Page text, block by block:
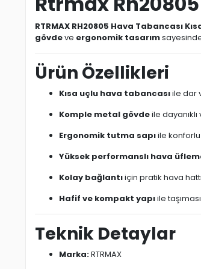
RTRMAX RH20805 Hava Tabancası
gövdeve ergonomik tasarım
Ürün Özellikleri
Kısa uçlu hava tabancasıile dar
Komple metal gövdeile
Ergonomik tutma sapıile
Yüksek performanslı hava
Kolay bağlantıiçin pratik hava
Hafif ve kompakt yapıile
Teknik Detaylar
Marka:RTRMAX